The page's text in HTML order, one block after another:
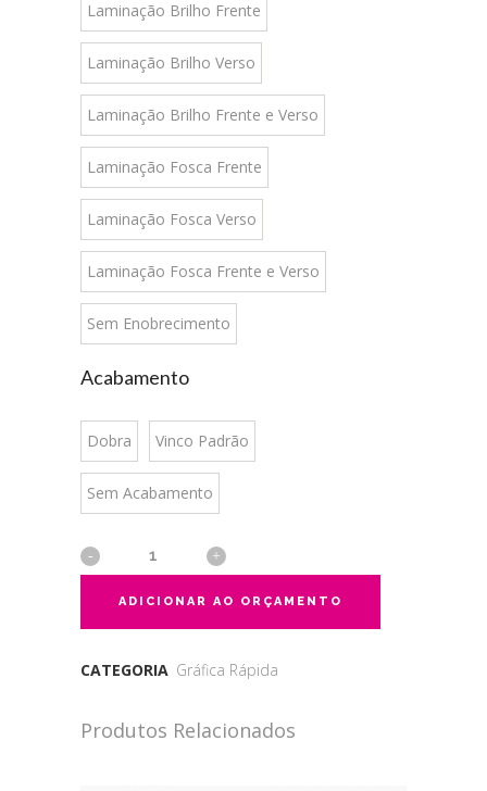
Laminação Brilho Frente
Laminação Brilho Verso
Laminação Brilho Frente e Verso
Laminação Fosca Frente
Laminação Fosca Verso
Laminação Fosca Frente e Verso
Sem Enobrecimento
Acabamento
Dobra Vinco Padrão
Sem Acabamento
ADICIONAR AO ORÇAMENTO
CATEGORIA Gráfica Rápida
Produtos Relacionados